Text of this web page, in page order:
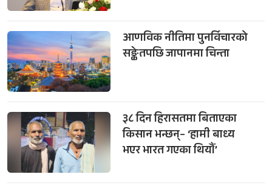
आणविक नीतिमा पुनर्विचारको
सङ्केतपछि जापानमा चिन्ता
३८ दिन हिरासतमा बिताएका
किसान भन्छन्– ‘हामी बाध्य
भएर भारत गएका थियौँ’